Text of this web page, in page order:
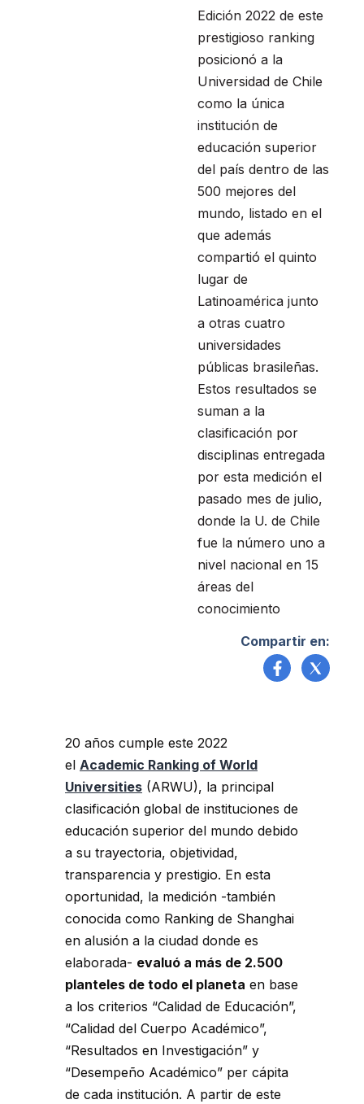
Edición 2022 de este
prestigioso ranking
posicionó a la
Universidad de Chile
como la única
institución de
educación superior
del país dentro de las
500 mejores del
mundo, listado en el
que además
compartió el quinto
lugar de
Latinoamérica junto
a otras cuatro
universidades
públicas brasileñas.
Estos resultados se
suman a la
clasificación por
disciplinas entregada
por esta medición el
pasado mes de julio,
donde la U. de Chile
fue la número uno a
nivel nacional en 15
áreas del
conocimiento
Compartir en:
20 años cumple este 2022
el Academic Ranking of World
Universities (ARWU), la principal
clasificación global de instituciones de
educación superior del mundo debido
a su trayectoria, objetividad,
transparencia y prestigio. En esta
oportunidad, la medición -también
conocida como Ranking de Shanghai
en alusión a la ciudad donde es
elaborada- evaluó a más de 2.500
planteles de todo el planeta en base
a los criterios “Calidad de Educación”,
“Calidad del Cuerpo Académico”,
“Resultados en Investigación” y
“Desempeño Académico” per cápita
de cada institución. A partir de este